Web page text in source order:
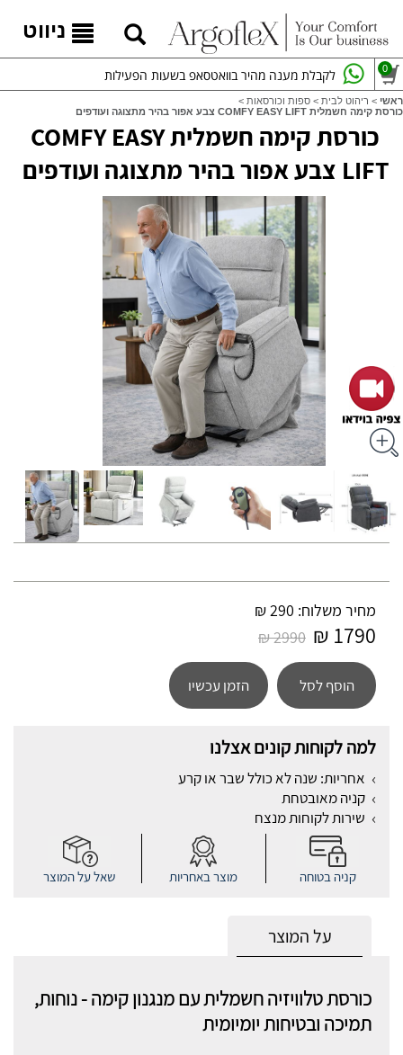
ניווט
לקבלת מענה מהיר בוואטסאפ בשעות הפעילות 0
ראשי > ריהוט לבית > ספות וכורסאות >
כורסת קימה חשמלית COMFY EASY LIFT צבע אפור בהיר מתצוגה ועודפים
כורסת קימה חשמלית COMFY EASY
LIFT צבע אפור בהיר מתצוגה ועודפים
מחיר משלוח: 290 ₪
1790 ₪
2990 ₪
הוסף לסל הזמן עכשיו
למה לקוחות קונים אצלנו
אחריות: שנה לא כולל שבר או קרע
קניה מאובטחת
שירות לקוחות מנצח
קניה בטוחה מוצר באחריות שאל על המוצר
על המוצר
כורסת טלוויזיה חשמלית עם מנגנון קימה - נוחות,
תמיכה ובטיחות יומיומית